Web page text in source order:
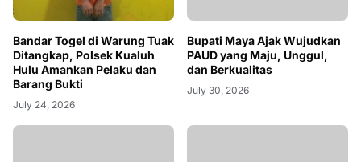
Bandar Togel di Warung Tuak
Ditangkap, Polsek Kualuh
Hulu Amankan Pelaku dan
Barang Bukti
July 24, 2026
Bupati Maya Ajak Wujudkan
PAUD yang Maju, Unggul,
dan Berkualitas
July 30, 2026